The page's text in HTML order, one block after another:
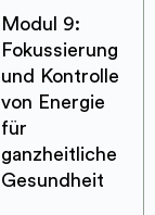
Modul 9:
Fokussierung
und Kontrolle
von Energie
für
ganzheitliche
Gesundheit